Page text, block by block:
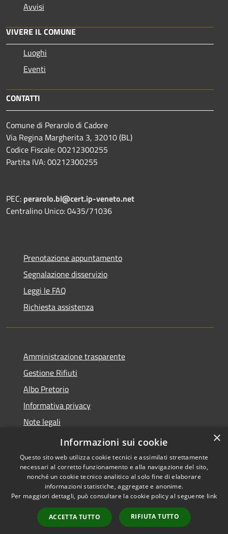
Avvisi
VIVERE IL COMUNE
Luoghi
Eventi
CONTATTI
Comune di Perarolo di Cadore
Via Regina Margherita 3, 32010 (BL)
Codice Fiscale: 00212300255
Partita IVA: 00212300255
PEC: perarolo.bl@cert.ip-veneto.net
Centralino Unico: 0435/71036
Prenotazione appuntamento
Segnalazione disservizio
Leggi le FAQ
Richiesta assistenza
Amministrazione trasparente
Gestione Rifiuti
Albo Pretorio
Informativa privacy
Note legali
Dichiarazione di accessibilità
Accessibilità
Copyright © 2026 • Comune di
Perarolo di Cadore • Powered
byMunicipium
Accesso
redazione
×
Informazioni sui cookie
Questo sito web utilizza cookie tecnici e assimilati strettamente
necessari al corretto funzionamento e alla navigazione del sito,
nonché un cookie tecnico analitico al solo fine di elaborare
informazioni statistiche, aggregate e anonime.
Per maggiori dettagli, può consultare la cookie policy al seguente link
ACCETTA TUTTO RIFIUTA TUTTO